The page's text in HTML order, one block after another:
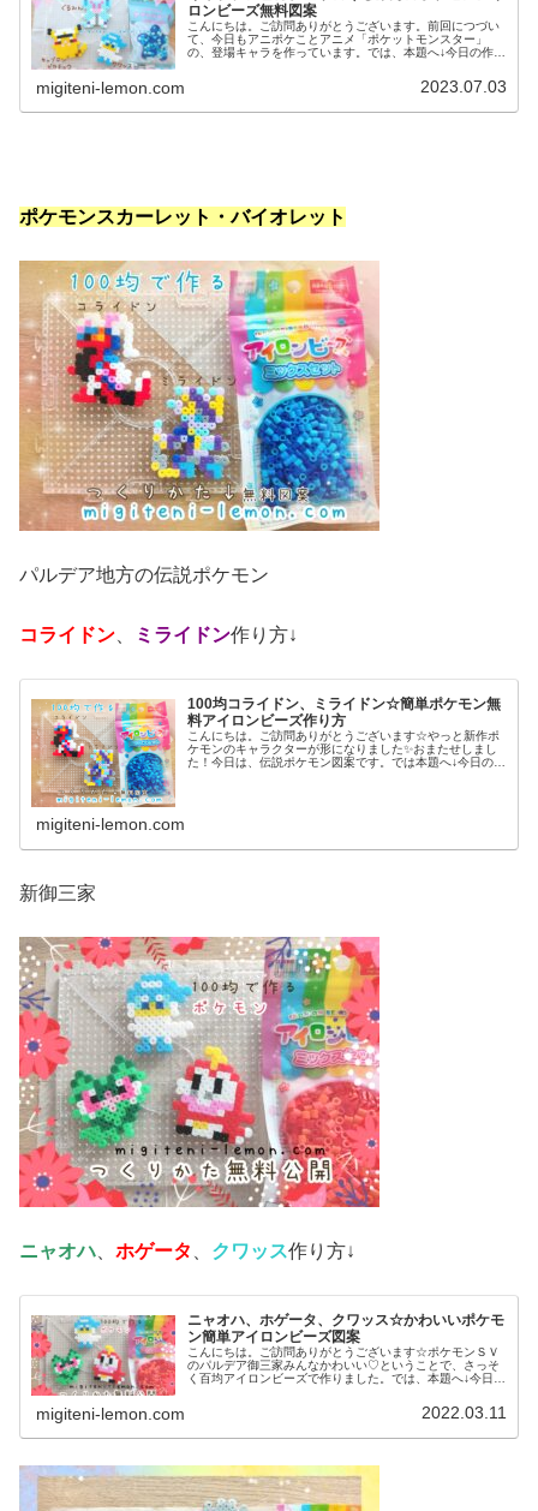
ロンビーズ無料図案
こんにちは。ご訪問ありがとうございます。前回につづい
て、今日もアニポケことアニメ「ポケットモンスター」
の、登場キャラを作っています。では、本題へ↓今日の作品
migiteni-lemon.com 2023.07.03
ポケモンスカーレット・バイオレット
パルデア地方の伝説ポケモン
コライドン ミライドン作り方↓
100均コライドン、ミライドン☆簡単ポケモン無
料アイロンビーズ作り方
こんにちは。ご訪問ありがとうございます☆やっと新作ポ
ケモンのキャラクターが形になりました✨おまたせしまし
た！今日は、伝説ポケモン図案です。では本題へ↓今日の作
migiteni-lemon.com
新御三家
ニャオハ ホゲータ クワッス作り方↓
ニャオハ、ホゲータ、クワッス☆かわいいポケモ
ン簡単アイロンビーズ図案
こんにちは。ご訪問ありがとうございます☆ポケモンＳＶ
のパルデア御三家みんなかわいい♡ということで、さっそ
く百均アイロンビーズで作りました。では、本題へ↓今日の
migiteni-lemon.com 2022.03.11